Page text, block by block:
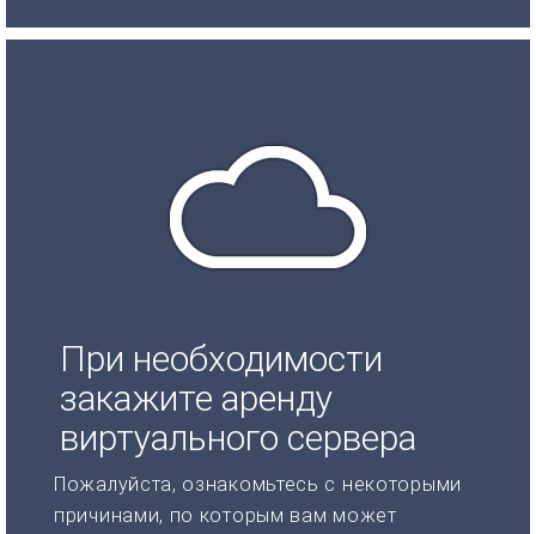
При необходимости
закажите аренду
виртуального сервера
Пожалуйста, ознакомьтесь с некоторыми
причинами, по которым вам может